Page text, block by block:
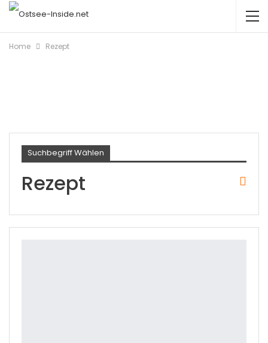
Home Rezept
Suchbegriff Wählen
Rezept